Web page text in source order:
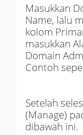
Masukkan
Name, lalu
kolom
masukkan
Domain
Contoh
Setelah
(Manage)
dibawah ini.